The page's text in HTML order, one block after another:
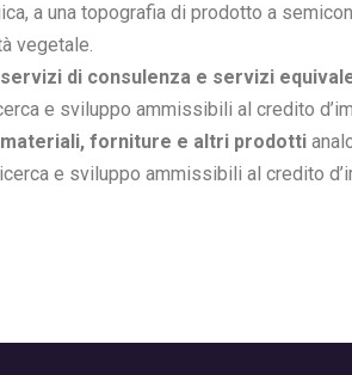
a una topografia di prodotto a
vegetale.
di consulenza e servizi
e sviluppo ammissibili al credito
forniture e altri prodotti
e sviluppo ammissibili al credito